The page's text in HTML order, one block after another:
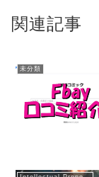
関連記事
未分類